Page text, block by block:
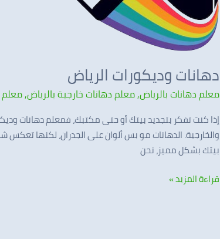
دهانات وديكورات الرياض
معلم دهانات بالرياض,معلم دهانات خارجية بالرياض,معلم
إذا كنت تفكر بتجديد بيتك أو حتى مكتبك، فمعلم دهانات
والخارجية. الدهانات مو بس ألوان على الجدران، لكنها
بيتك بشكل مميز، نحن
قراءة المزيد »